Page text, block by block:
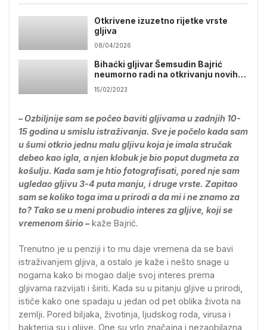
Otkrivene izuzetno rijetke vrste
gljiva
08/04/2026
Bihaćki gljivar Šemsudin Bajrić
neumorno radi na otkrivanju novih
vrsta
15/02/2023
– Ozbiljnije sam se počeo baviti gljivama u zadnjih 10-
15 godina u smislu istraživanja. Sve je počelo kada sam
u šumi otkrio jednu malu gljivu koja je imala stručak
debeo kao igla, a njen klobuk je bio poput dugmeta za
košulju. Kada sam je htio fotografisati, pored nje sam
ugledao gljivu 3-4 puta manju, i druge vrste. Zapitao
sam se koliko toga ima u prirodi a da mi i ne znamo za
to? Tako se u meni probudio interes za gljive, koji se
vremenom širio –kaže Bajrić.
Trenutno je u penziji i to mu daje vremena da se bavi
istraživanjem gljiva, a ostalo je kaže i nešto snage u
nogama kako bi mogao dalje svoj interes prema
gljivama razvijati i širiti. Kada su u pitanju gljive u prirodi,
ističe kako one spadaju u jedan od pet oblika života na
zemlji. Pored biljaka, životinja, ljudskog roda, virusa i
bakterija su i gljive. One su vrlo značajna i nezaobilazna